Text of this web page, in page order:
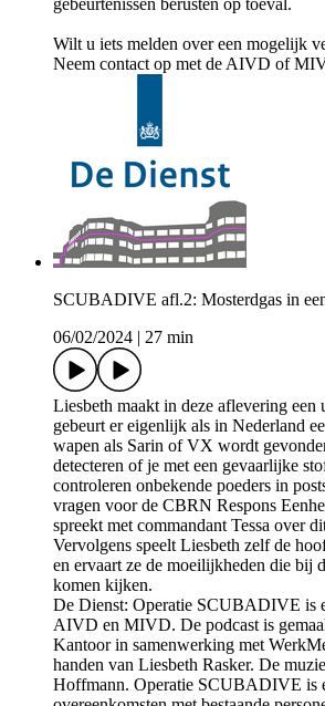
gebeurtenissen berusten op toeval.
Wilt u iets melden over een mogelijk
Neem contact op met de AIVD of
SCUBADIVE afl.2: Mosterdgas in
06/02/2024
27 min
Liesbeth maakt in deze aflevering een
gebeurt er eigenlijk als in Nederland
wapen als Sarin of VX wordt
detecteren of je met een gevaarlijke
controleren onbekende poeders in
vragen voor de CBRN Respons
spreekt met commandant Tessa over
Vervolgens speelt Liesbeth zelf de
en ervaart ze de moeilijkheden die bij
komen kijken.
De Dienst: Operatie SCUBADIVE is
AIVD en MIVD. De podcast is
Kantoor in samenwerking met
handen van Liesbeth Rasker. De
Hoffmann. Operatie SCUBADIVE is